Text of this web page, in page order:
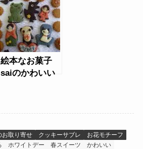
バウム
絵本なお菓子
saiのかわいい
お取り寄せ クッキーサブレ
お花モチーフ
ホワイトデー 春スイーツ かわいい